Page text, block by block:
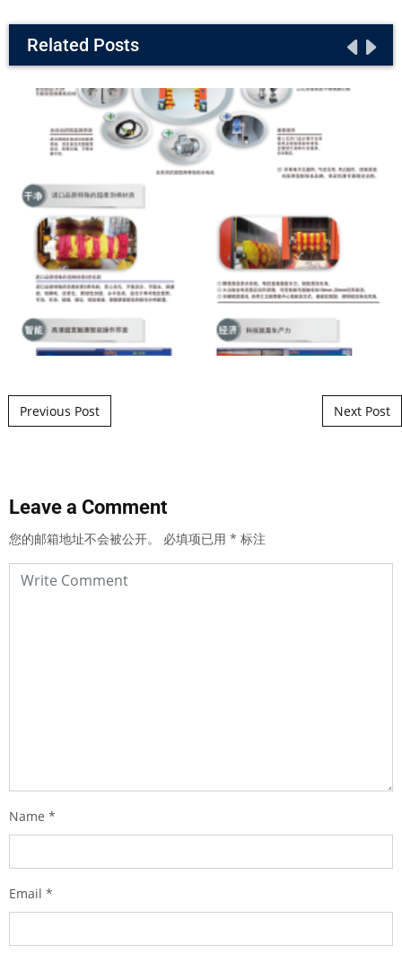
Related Posts
Post navigation
Previous Post Next Post
Leave a Comment
您的邮箱地址不会被公开。 必填项已用 * 标注
Name *
Email *